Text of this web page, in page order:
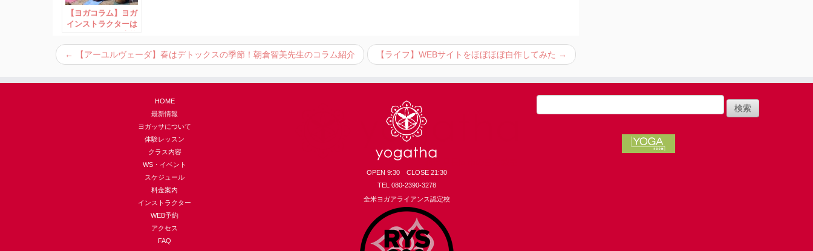
【ヨガコラム】ヨガ
インストラクターは
← 【アーユルヴェーダ】春はデトックスの季節！朝倉智美先生のコラム紹介 【ライフ】WEBサイトをほぼほぼ自作してみた →
HOME
最新情報
ヨガッサについて
体験レッスン
クラス内容
WS・イベント
スケジュール
料金案内
インストラクター
WEB予約
アクセス
FAQ
OPEN 9:30 CLOSE 21:30
TEL 080-2390-3278
全米ヨガアライアンス認定校
索: